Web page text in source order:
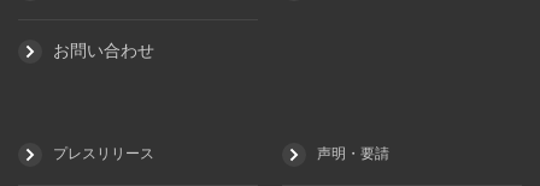
お問い合わせ
プレスリリース 声明・要請